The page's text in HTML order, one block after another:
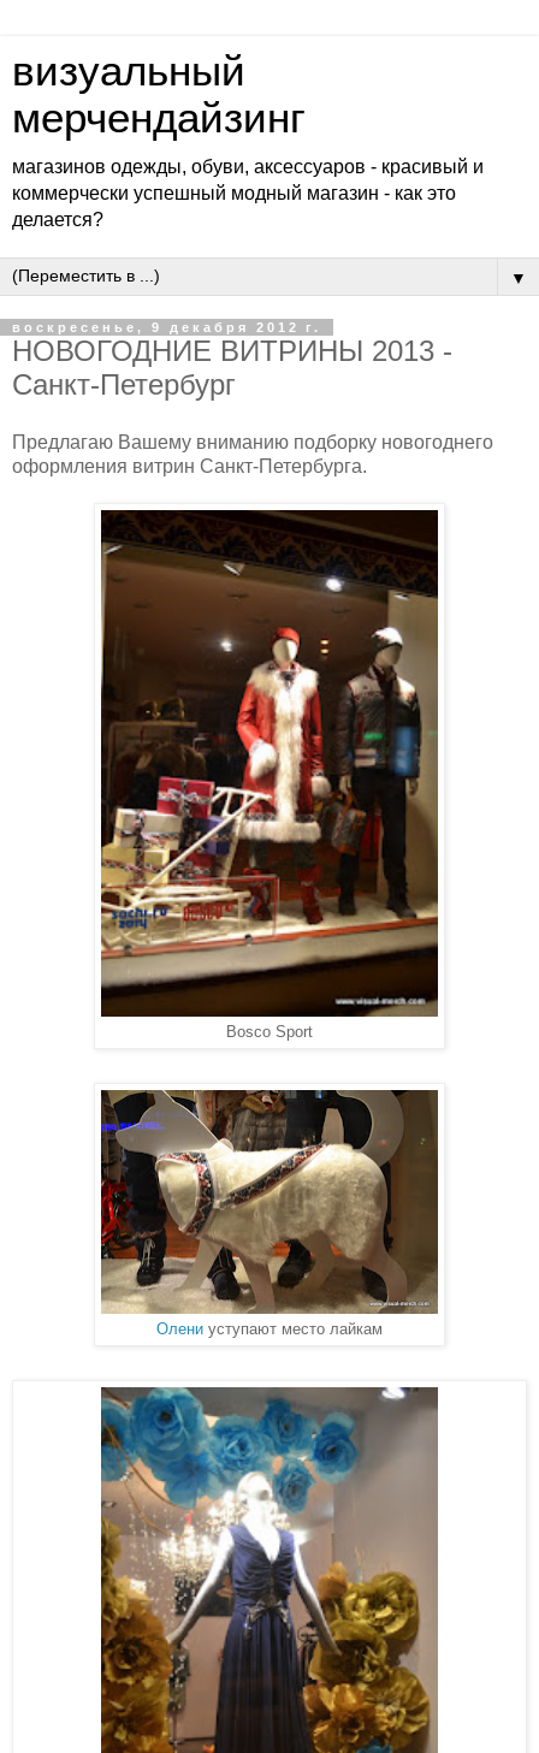
визуальный
мерчендайзинг
магазинов одежды, обуви, аксессуаров - красивый и
коммерчески успешный модный магазин - как это
делается?
▼
воскресенье, 9 декабря 2012 г.
НОВОГОДНИЕ ВИТРИНЫ 2013 -
Санкт-Петербург
Предлагаю Вашему вниманию подборку новогоднего
оформления витрин Санкт-Петербурга.
Bosco Sport
Олени уступают место лайкам